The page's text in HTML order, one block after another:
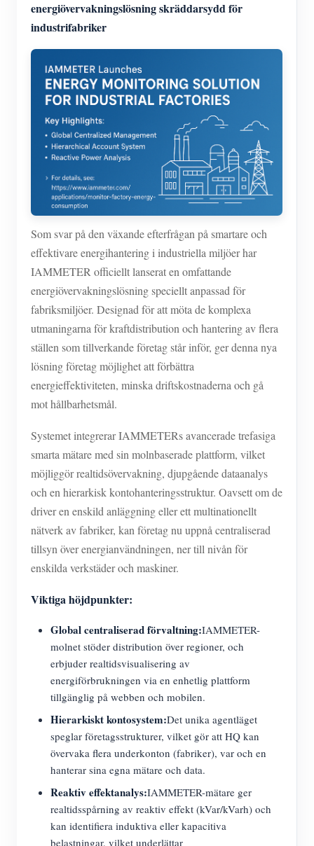
IAMMETER Simulator
Virtuell mätare
Ansökningar
Solar PV System Energiövervakning
Elförbrukningsmonitor
PV-värmare styrsystem
Hemautomation
Lagra
Resurser
Snabbstart för produkten
Dokumentera
Handledningsvideo
FAQ
Bloggar
gemenskap
Framkallare
Utforska
Belöningsprogram
Kontakt
Om oss
energiövervakningslösning skräddarsydd för
industrifabriker
Som svar på den växande efterfrågan på smartare och
effektivare energihantering i industriella miljöer har
IAMMETER officiellt lanserat en omfattande
energiövervakningslösning speciellt anpassad för
fabriksmiljöer. Designad för att möta de komplexa
utmaningarna för kraftdistribution och hantering av flera
ställen som tillverkande företag står inför, ger denna nya
lösning företag möjlighet att förbättra
energieffektiviteten, minska driftskostnaderna och gå
mot hållbarhetsmål.
Systemet integrerar IAMMETERs avancerade trefasiga
smarta mätare med sin molnbaserade plattform, vilket
möjliggör realtidsövervakning, djupgående dataanalys
och en hierarkisk kontohanteringsstruktur. Oavsett om de
driver en enskild anläggning eller ett multinationellt
nätverk av fabriker, kan företag nu uppnå centraliserad
tillsyn över energianvändningen, ner till nivån för
enskilda verkstäder och maskiner.
Viktiga höjdpunkter:
Global centraliserad förvaltning:IAMMETER-
molnet stöder distribution över regioner, och
erbjuder realtidsvisualisering av
energiförbrukningen via en enhetlig plattform
tillgänglig på webben och mobilen.
Hierarkiskt kontosystem:Det unika agentläget
speglar företagsstrukturer, vilket gör att HQ kan
övervaka flera underkonton (fabriker), var och en
hanterar sina egna mätare och data.
Reaktiv effektanalys:IAMMETER-mätare ger
realtidsspårning av reaktiv effekt (kVar/kVarh) och
kan identifiera induktiva eller kapacitiva
belastningar, vilket underlättar